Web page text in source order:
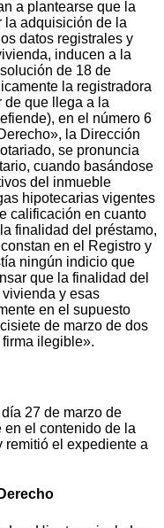
a plantearse que la
la adquisición de la
datos registrales y
inducen a la
de 18 de
la registradora
de que llega a la
en el número 6
la Dirección
se pronuncia
cuando basándose
del inmueble
hipotecarias vigentes
calificación en cuanto
finalidad del préstamo,
en el Registro y
ningún indicio que
que la finalidad del
y esas
en el supuesto
de marzo de dos
ilegible».
27 de marzo de
en el contenido de la
remitió el expediente a